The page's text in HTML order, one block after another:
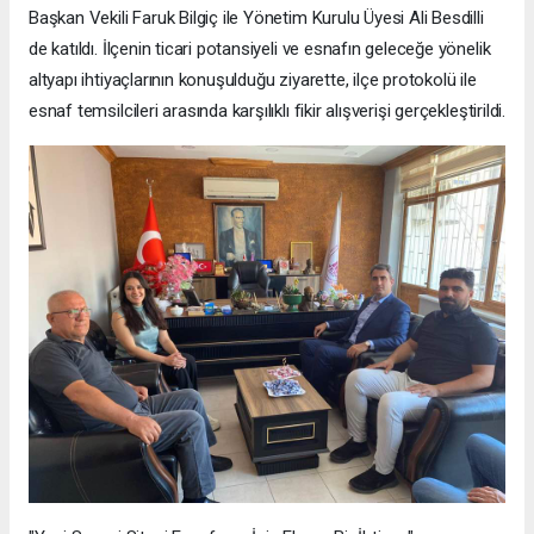
Başkan Vekili Faruk Bilgiç ile Yönetim Kurulu Üyesi Ali Besdilli
de katıldı. İlçenin ticari potansiyeli ve esnafın geleceğe yönelik
altyapı ihtiyaçlarının konuşulduğu ziyarette, ilçe protokolü ile
esnaf temsilcileri arasında karşılıklı fikir alışverişi gerçekleştirildi.